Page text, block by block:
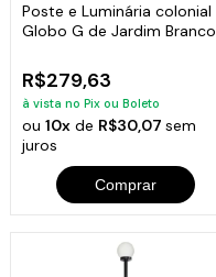
Poste e Luminária colonial
Globo G de Jardim Branco
R$279,63
à vista no Pix ou Boleto
ou10x de R$30,07sem
juros
Comprar